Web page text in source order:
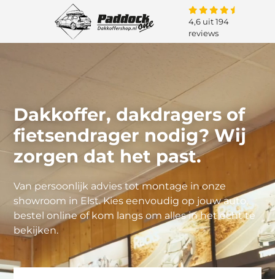
4,6 uit 194
reviews
Dakkoffer, dakdragers of
fietsendrager nodig? Wij
zorgen dat het past.
Van persoonlijk advies tot montage in onze
showroom in Elst. Kies eenvoudig op jouw auto,
bestel online of kom langs om alles in het echt te
bekijken.